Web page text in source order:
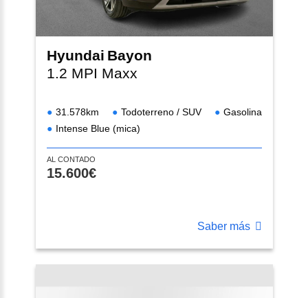
Hyundai Bayon
1.2 MPI Maxx
31.578km Todoterreno / SUV
Gasolina
Intense Blue (mica)
AL CONTADO
15.600€
Saber más